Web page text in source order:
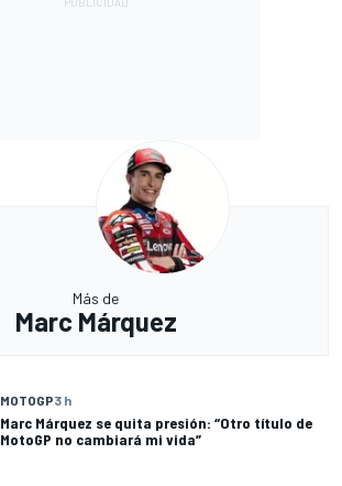
Más de
Marc Márquez
MOTOGP3 h
Marc Márquez se quita presión: “Otro título de
MotoGP no cambiará mi vida”